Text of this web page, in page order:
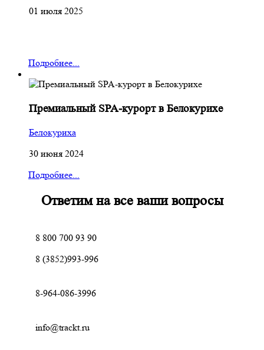
01 июля 2025
Подробнее...
Премиальный SPA-курорт в Белокурихе
Белокуриха
30 июня 2024
Подробнее...
Ответим на все ваши вопросы
8 800 700 93 90
8 (3852)993-996
8-964-086-3996
info@trackt.ru